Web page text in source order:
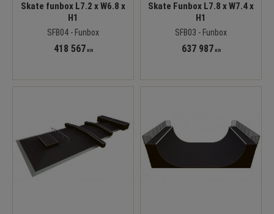
Skate funbox L7.2 x W6.8 x
H1
SFB04 - Funbox
418 567 KR
Skate Funbox L7.8 x W7.4 x
H1
SFB03 - Funbox
637 987 KR